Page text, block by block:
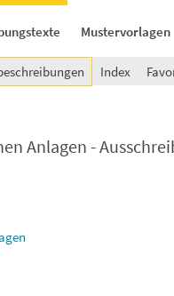
Mustervorlagen
Index
Anlagen -